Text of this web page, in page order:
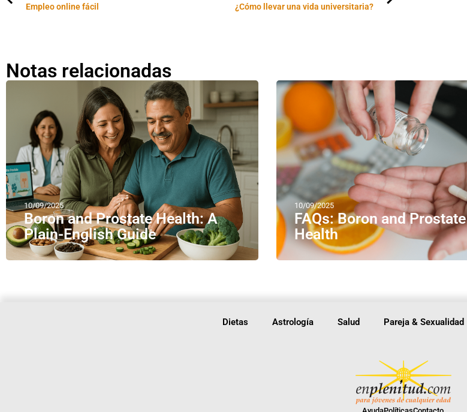
Empleo online fácil ¿Cómo llevar una vida universitaria?
Notas relacionadas
10/09/2025
Boron and Prostate Health: A
Plain-English Guide
10/09/2025
FAQs: Boron and Prostate
Health
Dietas Astrología Salud Pareja & Sexualidad